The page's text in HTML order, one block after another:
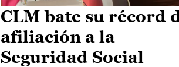
CLM bate su récord
afiliación a la
Seguridad Social